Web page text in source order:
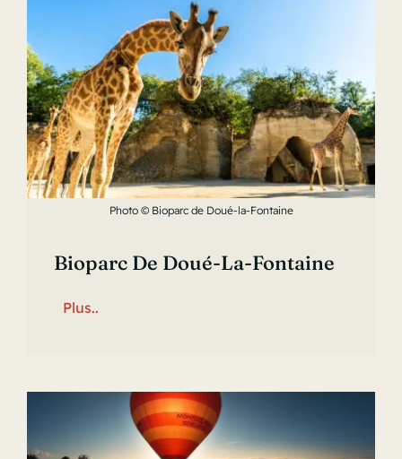
Photo © Bioparc de Doué-la-Fontaine
Bioparc De Doué-La-Fontaine
Plus..